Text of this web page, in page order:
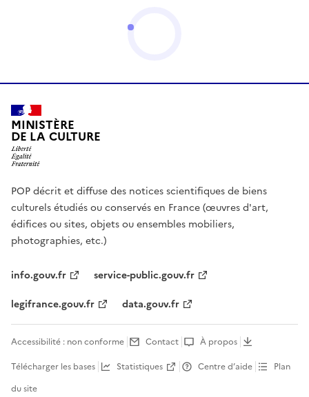
MINISTÈRE
DE LA CULTURE
POP décrit et diffuse des notices scientifiques de biens
culturels étudiés ou conservés en France (œuvres d'art,
édifices ou sites, objets ou ensembles mobiliers,
photographies, etc.)
info.gouv.fr
service-public.gouv.fr
legifrance.gouv.fr
data.gouv.fr
Accessibilité : non conforme Contact
À propos
Télécharger les bases
Statistiques Centre d’aide
Plan
du site